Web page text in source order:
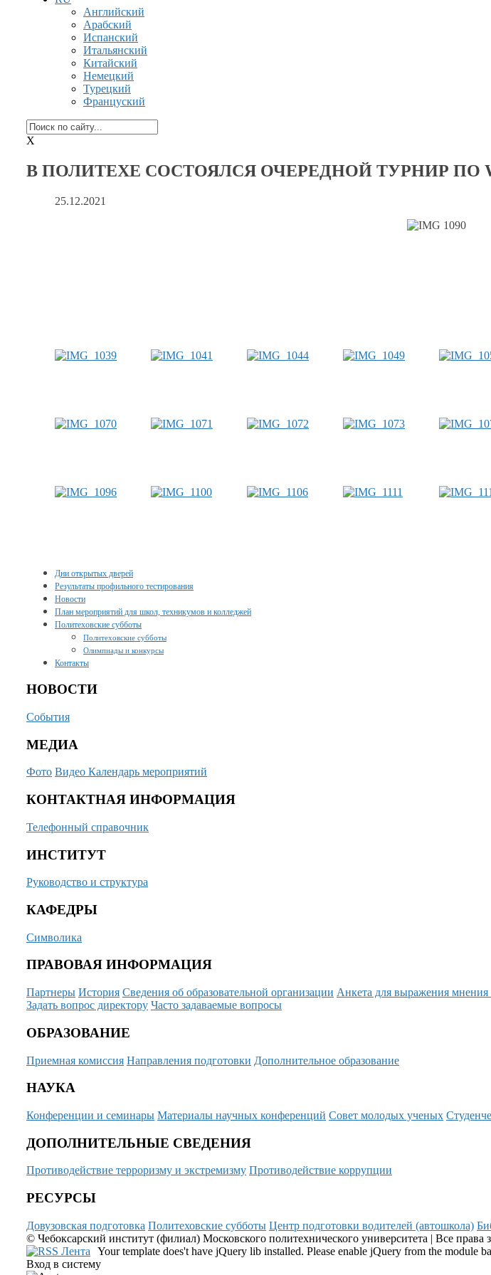
Английский
Арабский
Испанский
Итальянский
Китайский
Немецкий
Турецкий
Француский
X
В ПОЛИТЕХЕ СОСТОЯЛСЯ ОЧЕРЕДНОЙ ТУРНИР ПО
25.12.2021
Дни открытых дверей
Результаты профильного тестирования
Новости
План мероприятий для школ, техникумов и колледжей
Политеховские субботы
Политеховские субботы
Олимпиады и конкурсы
Контакты
НОВОСТИ
События
МЕДИА
Фото Видео Календарь мероприятий
КОНТАКТНАЯ ИНФОРМАЦИЯ
Телефонный справочник
ИНСТИТУТ
Руководство и структура
КАФЕДРЫ
Символика
ПРАВОВАЯ ИНФОРМАЦИЯ
Партнеры История Сведения об образовательной организации Анкета для выражения мнения
Задать вопрос директору Часто задаваемые вопросы
ОБРАЗОВАНИЕ
Приемная комиссия Направления подготовки Дополнительное образование
НАУКА
Конференции и семинары Материалы научных конференций Совет молодых ученых
ДОПОЛНИТЕЛЬНЫЕ СВЕДЕНИЯ
Противодействие терроризму и экстремизму Противодействие коррупции
РЕСУРСЫ
Довузовская подготовка Политеховские субботы Центр подготовки водителей (автошкола)
© Чебоксарский институт (филиал) Московского политехнического университета | Все
Your template does't have jQuery lib installed. Please enable jQuery from the module
Вход в систему